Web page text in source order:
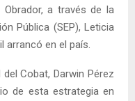
a través de la
Pública (SEP), Leticia
arrancó en el país.
Cobat, Darwin Pérez
de esta estrategia en